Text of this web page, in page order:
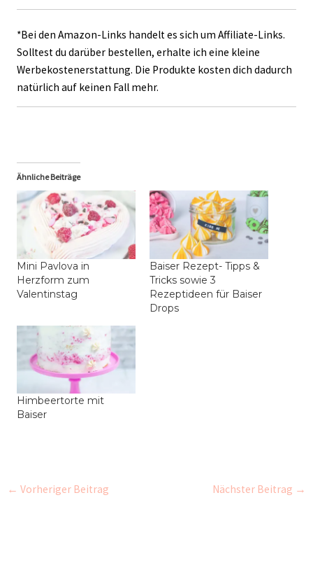
*Bei den Amazon-Links handelt es sich um Affiliate-Links.
Solltest du darüber bestellen, erhalte ich eine kleine
Werbekostenerstattung. Die Produkte kosten dich dadurch
natürlich auf keinen Fall mehr.
Ähnliche Beiträge
Mini Pavlova in
Herzform zum
Valentinstag
Baiser Rezept- Tipps &
Tricks sowie 3
Rezeptideen für Baiser
Drops
Himbeertorte mit
Baiser
← Vorheriger Beitrag Nächster Beitrag →